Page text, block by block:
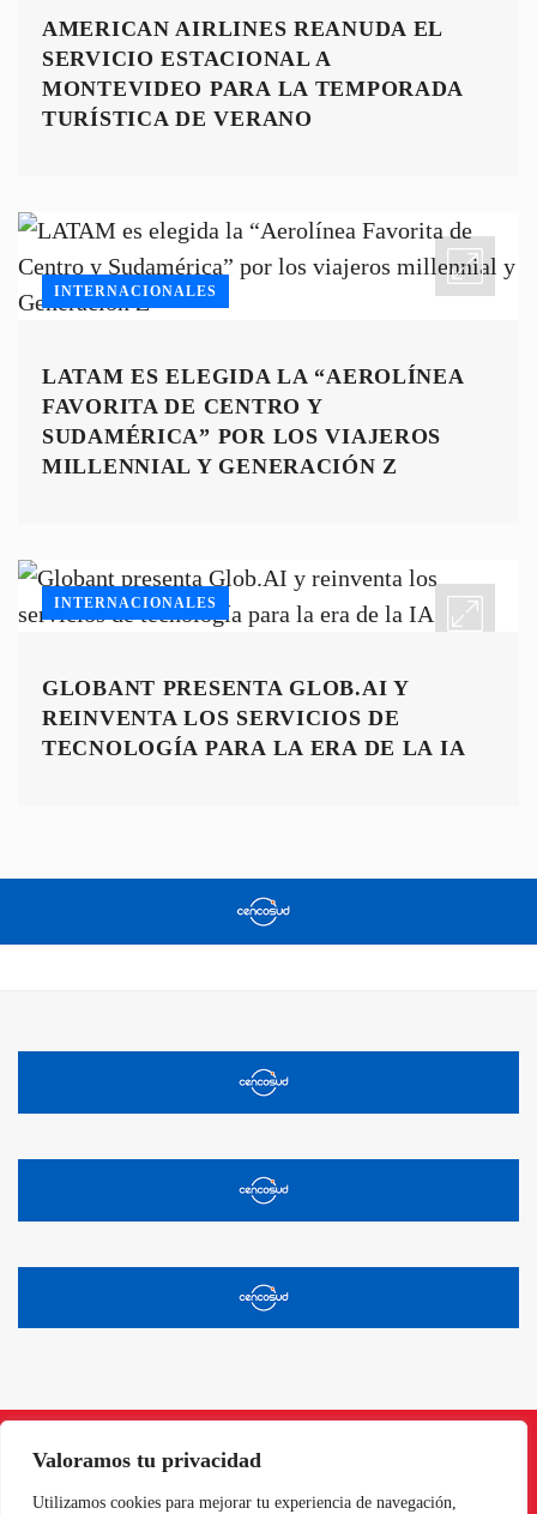
Valoramos tu privacidad
Utilizamos cookies para mejorar tu experiencia de navegación,
AMERICAN AIRLINES REANUDA EL
SERVICIO ESTACIONAL A
MONTEVIDEO PARA LA TEMPORADA
TURÍSTICA DE VERANO
INTERNACIONALES
LATAM ES ELEGIDA LA “AEROLÍNEA
FAVORITA DE CENTRO Y
SUDAMÉRICA” POR LOS VIAJEROS
MILLENNIAL Y GENERACIÓN Z
INTERNACIONALES
GLOBANT PRESENTA GLOB.AI Y
REINVENTA LOS SERVICIOS DE
TECNOLOGÍA PARA LA ERA DE LA IA
InstagramFacebook
X